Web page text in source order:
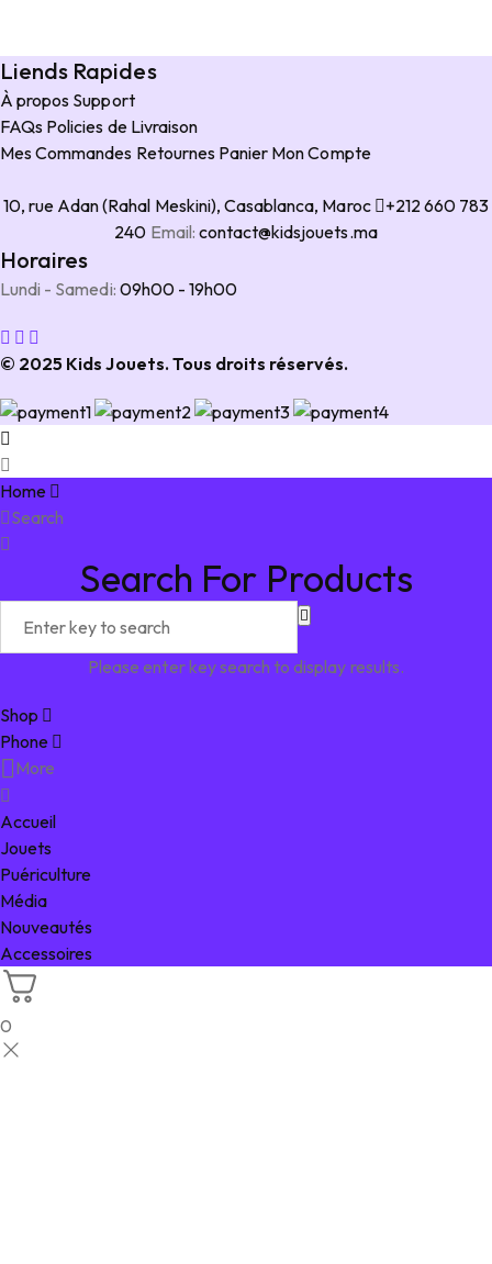
Liends Rapides
À propos Support
FAQs Policies de Livraison
Mes Commandes Retournes Panier Mon Compte
10, rue Adan (Rahal Meskini), Casablanca, Maroc
+212 660 783
240 Email: contact@kidsjouets.ma
Horaires
Lundi - Samedi: 09h00 - 19h00
© 2025 Kids Jouets. Tous droits réservés.
Home
Search
Search For Products
Please enter key search to display results.
Shop
Phone
More
Accueil
Jouets
Puériculture
Média
Nouveautés
Accessoires
0